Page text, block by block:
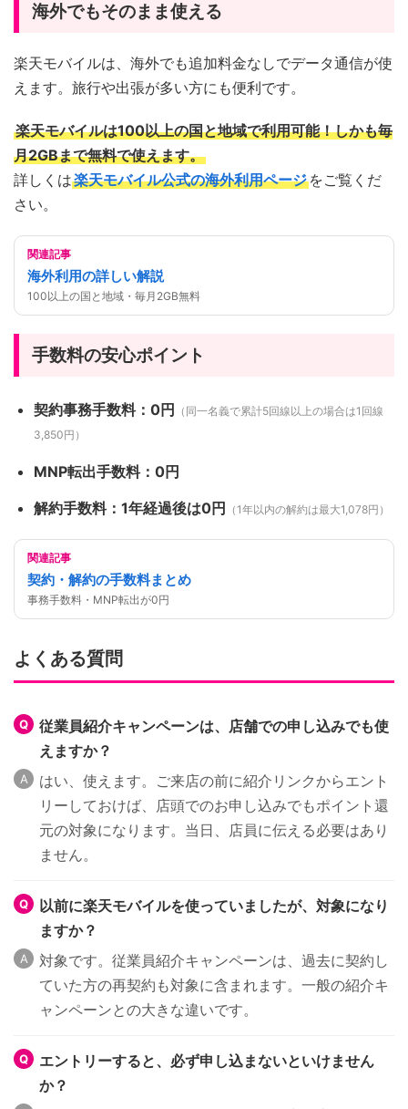
海外でもそのまま使える
楽天モバイルは、海外でも追加料金なしでデータ通信が使
えます。旅行や出張が多い方にも便利です。
楽天モバイルは100以上の国と地域で利用可能！しかも毎
月2GBまで無料で使えます。
詳しくは楽天モバイル公式の海外利用ページ をご覧くだ
さい。
関連記事
海外利用の詳しい解説
100以上の国と地域・毎月2GB無料
手数料の安心ポイント
契約事務手数料：0円
（同一名義で累計5回線以上の場合は1回線
3,850円）
MNP転出手数料：0円
解約手数料：1年経過後は0円
（1年以内の解約は最大1,078円）
関連記事
契約・解約の手数料まとめ
事務手数料・MNP転出が0円
よくある質問
従業員紹介キャンペーンは、店舗での申し込みでも使
えますか？
はい、使えます。ご来店の前に紹介リンクからエント
リーしておけば、店頭でのお申し込みでもポイント還
元の対象になります。当日、店員に伝える必要はあり
ません。
以前に楽天モバイルを使っていましたが、対象になり
ますか？
対象です。従業員紹介キャンペーンは、過去に契約し
ていた方の再契約も対象に含まれます。一般の紹介キ
ャンペーンとの大きな違いです。
エントリーすると、必ず申し込まないといけません
か？